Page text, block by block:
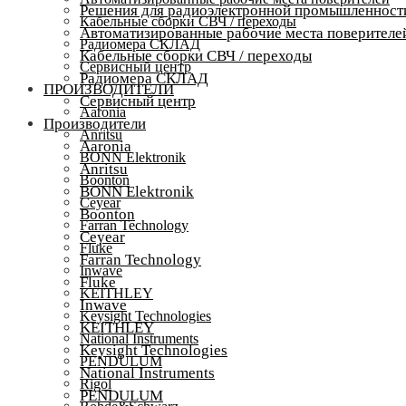
Кабельные сборки СВЧ / переходы
Радиомера СКЛАД
Сервисный центр
ПРОИЗВОДИТЕЛИ
Aaronia
Anritsu
BONN Elektronik
Boonton
Ceyear
Farran Technology
Fluke
Inwave
KEITHLEY
Keysight Technologies
National Instruments
PENDULUM
Rigol
Решения для радиоэлектронной
Автоматизированные рабочие места
Кабельные сборки СВЧ / переходы
Радиомера СКЛАД
Сервисный центр
Производители
Aaronia
Anritsu
BONN Elektronik
Boonton
Ceyear
Farran Technology
Fluke
Inwave
KEITHLEY
Keysight Technologies
National Instruments
PENDULUM